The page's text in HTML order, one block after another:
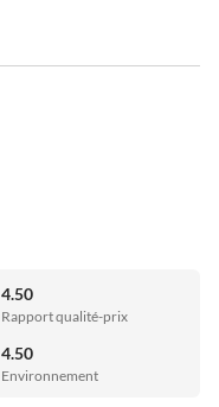
4.50
Rapport qualité-prix
4.50
Environnement